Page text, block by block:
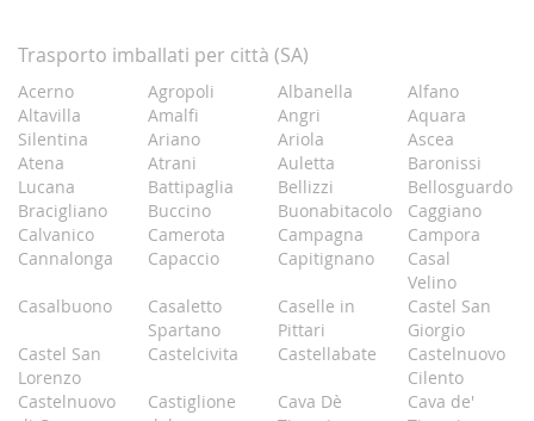
Trasporto imballati per città (SA)
Acerno Agropoli Albanella
Alfano
Altavilla
Silentina
Amalfi Angri
Aquara
Ariano
Ariola
Ascea
Atena
Lucana
Atrani Auletta
Baronissi
Battipaglia
Bellizzi
Bellosguardo
Bracigliano
Buccino Buonabitacolo
Caggiano
Calvanico
Camerota Campagna
Campora
Cannalonga
Capaccio Capitignano
Casal
Velino
Casalbuono
Casaletto
Spartano
Caselle in
Pittari
Castel San
Giorgio
Castel San
Lorenzo
Castelcivita Castellabate
Castelnuovo
Cilento
Castelnuovo
Castiglione
Cava Dè
Cava de'